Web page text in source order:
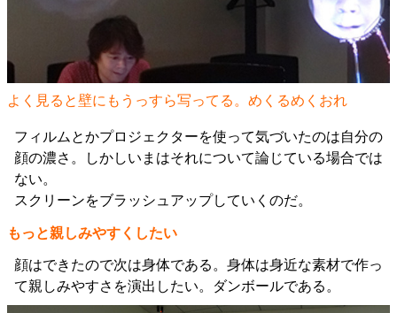
よく見ると壁にもうっすら写ってる。めくるめくおれ
フィルムとかプロジェクターを使って気づいたのは自分の
顔の濃さ。しかしいまはそれについて論じている場合では
ない。
スクリーンをブラッシュアップしていくのだ。
もっと親しみやすくしたい
顔はできたので次は身体である。身体は身近な素材で作っ
て親しみやすさを演出したい。ダンボールである。